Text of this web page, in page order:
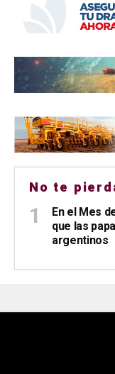
No te
En el Mes
que las
argentinos